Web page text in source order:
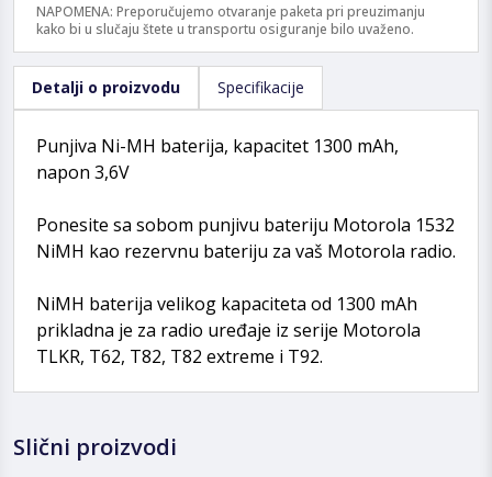
NAPOMENA: Preporučujemo otvaranje paketa pri preuzimanju
kako bi u slučaju štete u transportu osiguranje bilo uvaženo.
Detalji o proizvodu Specifikacije
Punjiva Ni-MH baterija, kapacitet 1300 mAh,
napon 3,6V
Ponesite sa sobom punjivu bateriju Motorola 1532
NiMH kao rezervnu bateriju za vaš Motorola radio.
NiMH baterija velikog kapaciteta od 1300 mAh
prikladna je za radio uređaje iz serije Motorola
TLKR, T62, T82, T82 extreme i T92.
Slični proizvodi